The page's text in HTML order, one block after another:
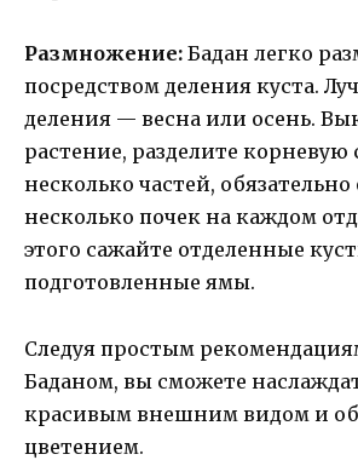
Размножение: Бадан легко
посредством деления куста.
деления — весна или осень.
растение, разделите корневую
несколько частей, обязательно
несколько почек на каждом
этого сажайте отделенные
подготовленные ямы.
Следуя простым
Баданом, вы сможете
красивым внешним видом и
цветением.